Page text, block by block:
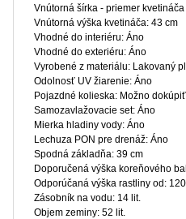
Vnútorná šírka - priemer
Vnútorná výška kvetináča: 43 cm
Vhodné do interiéru: Áno
Vhodné do exteriéru: Áno
Vyrobené z materiálu: Lakovaný
Odolnosť UV žiarenie: Áno
Pojazdné kolieska: Možno dokúpiť
Samozavlažovacie set: Áno
Mierka hladiny vody: Áno
Lechuza PON pre drenáž: Áno
Spodná základňa: 39 cm
Doporučená výška koreňového
Odporúčaná výška rastliny od:
Zásobník na vodu: 14 lit.
Objem zeminy: 52 lit.